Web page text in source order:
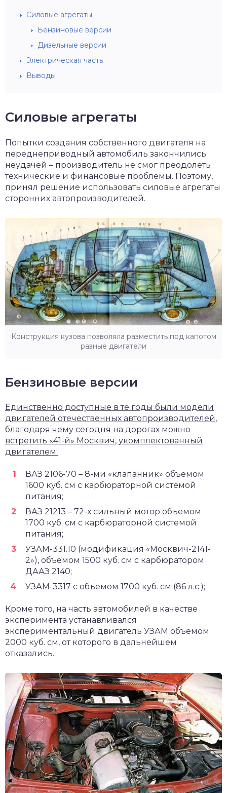
Силовые агрегаты
Бензиновые версии
Дизельные версии
Электрическая часть
Выводы
Силовые агрегаты
Попытки создания собственного двигателя на
переднеприводный автомобиль закончились
неудачей – производитель не смог преодолеть
технические и финансовые проблемы. Поэтому,
принял решение использовать силовые агрегаты
сторонних автопроизводителей.
Конструкция кузова позволяла разместить под капотом
разные двигатели
Бензиновые версии
Единственно доступные в те годы были модели
двигателей отечественных автопроизводителей,
благодаря чему сегодня на дорогах можно
встретить «41-й» Москвич, укомплектованный
двигателем:
ВАЗ 2106-70 – 8-ми «клапанник» объемом
1600 куб. см с карбюраторной системой
питания;
ВАЗ 21213 – 72-х сильный мотор объемом
1700 куб. см с карбюраторной системой
питания;
УЗАМ-331.10 (модификация «Москвич-2141-
2»), объемом 1500 куб. см с карбюратором
ДААЗ 2140;
УЗАМ-3317 с объемом 1700 куб. см (86 л.с.);
Кроме того, на часть автомобилей в качестве
эксперимента устанавливался
экспериментальный двигатель УЗАМ объемом
2000 куб. см, от которого в дальнейшем
отказались.